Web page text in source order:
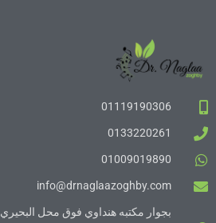
01119190306
0133220261
01009019890
info@drnaglaazoghby.com
بجوار مكتبه هنداوي فوق محل البحيري